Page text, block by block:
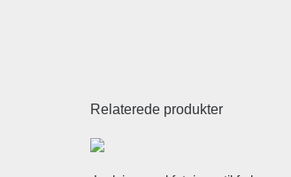
Relaterede produkter